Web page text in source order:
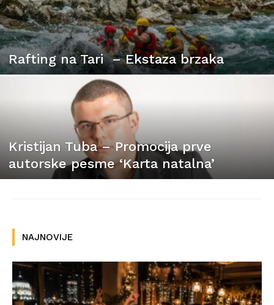
Rafting na Tari – Ekstaza brzaka
Kristijan Tuba – Promocija prve
autorske pesme ‘Karta natalna’
NAJNOVIJE